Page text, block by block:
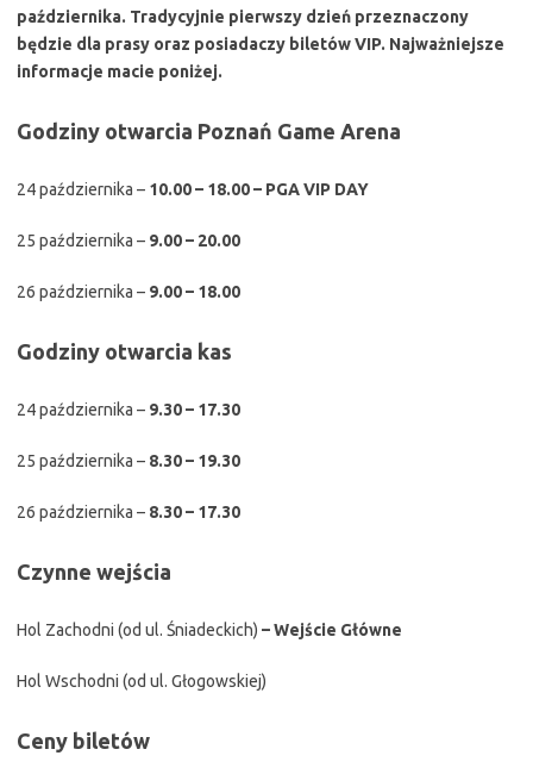
października. Tradycyjnie pierwszy dzień przeznaczony
będzie dla prasy oraz posiadaczy biletów VIP. Najważniejsze
informacje macie poniżej.
Godziny otwarcia Poznań Game Arena
24 października – 10.00 – 18.00 – PGA VIP DAY
25 października – 9.00 – 20.00
26 października – 9.00 – 18.00
Godziny otwarcia kas
24 października – 9.30 – 17.30
25 października – 8.30 – 19.30
26 października – 8.30 – 17.30
Czynne wejścia
Hol Zachodni (od ul. Śniadeckich) –Wejście Główne
Hol Wschodni (od ul. Głogowskiej)
Ceny biletów